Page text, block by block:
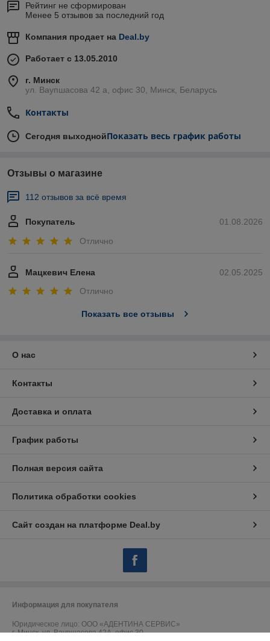
Рейтинг не сформирован
Менее 5 отзывов за последний год
Компания продает на Deal.by
Работает с 13.05.2010
г. Минск
ул. Ваупшасова 42 а, офис 30, Минск, Беларусь
Контакты
Сегодня выходнойПоказать весь график работы
Отзывы о магазине
112 отзывов за всё время
01.08.2026
Покупатель
Отлично
02.05.2025
Мацкевич Елена
Отлично
Показать все отзывы
О нас
Контакты
Доставка и оплата
График работы
Полная версия сайта
Политика обработки cookies
Сайт создан на платформе Deal.by
Информация для покупателя
Юридическое лицо: ООО «АДЕНТИНА СЕРВИС»
г. Минск, ул. Ваупшасова 42А, офис 30